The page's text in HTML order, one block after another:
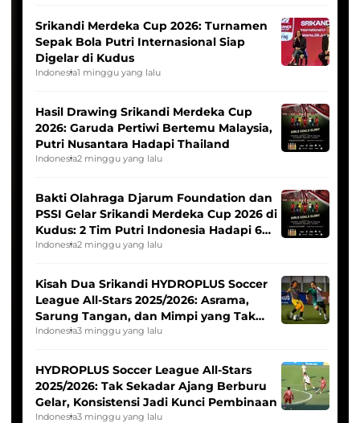
Srikandi Merdeka Cup 2026: Turnamen
Sepak Bola Putri Internasional Siap
Digelar di Kudus
Indonesia1 minggu yang lalu
Hasil Drawing Srikandi Merdeka Cup
2026: Garuda Pertiwi Bertemu Malaysia,
Putri Nusantara Hadapi Thailand
Indonesia2 minggu yang lalu
Bakti Olahraga Djarum Foundation dan
PSSI Gelar Srikandi Merdeka Cup 2026 di
Kudus: 2 Tim Putri Indonesia Hadapi 6
Tim Asia
Indonesia2 minggu yang lalu
Kisah Dua Srikandi HYDROPLUS Soccer
League All-Stars 2025/2026: Asrama,
Sarung Tangan, dan Mimpi yang Tak
Pernah Padam
Indonesia3 minggu yang lalu
HYDROPLUS Soccer League All-Stars
2025/2026: Tak Sekadar Ajang Berburu
Gelar, Konsistensi Jadi Kunci Pembinaan
Indonesia3 minggu yang lalu